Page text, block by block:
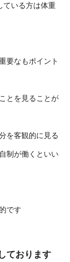
ている方は体重
要なもポイント
とを見ることが
を客観的に見る
制が働くといい
です
ております